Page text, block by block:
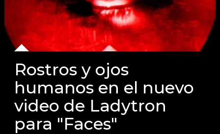
Rostros y ojos
humanos en el nuevo
video de Ladytron
para "Faces"